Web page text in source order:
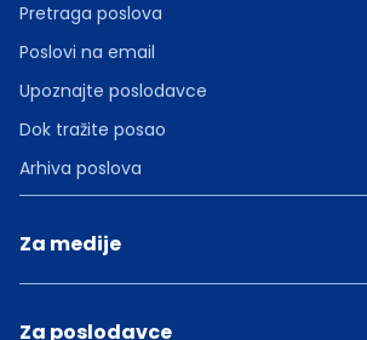
Pretraga poslova
Poslovi na email
Upoznajte poslodavce
Dok tražite posao
Arhiva poslova
Za medije
Za poslodavce